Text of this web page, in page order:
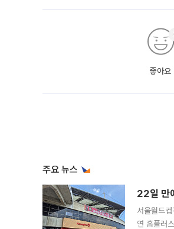
좋아요
주요 뉴스
22일 만
서울월드
연 홈플러